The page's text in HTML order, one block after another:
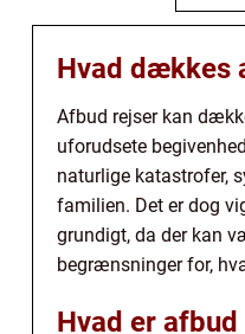
Hvad dækkes
Afbud rejser kan
uforudsete
naturlige katastrofer,
familien. Det er dog
grundigt, da der kan
begrænsninger for,
Hvad er afbud